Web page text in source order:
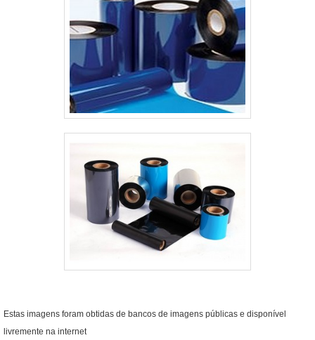
Estas imagens foram obtidas de bancos de imagens públicas e disponível
livremente na internet